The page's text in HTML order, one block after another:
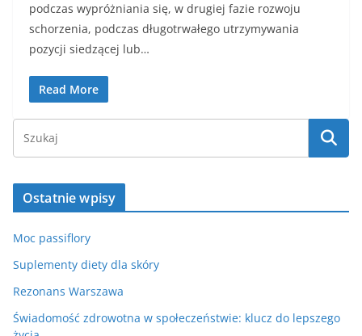
podczas wypróżniania się, w drugiej fazie rozwoju
schorzenia, podczas długotrwałego utrzymywania
pozycji siedzącej lub…
Read More
Ostatnie wpisy
Moc passiflory
Suplementy diety dla skóry
Rezonans Warszawa
Świadomość zdrowotna w społeczeństwie: klucz do lepszego